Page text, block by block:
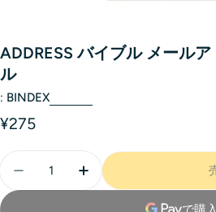
ADDRESS バイブル メール
ル
: BINDEX
¥275